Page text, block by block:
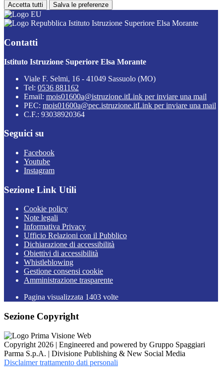
Accetta tutti Salva le preferenze
Istituto Istruzione Superiore Elsa Morante
Contatti
Istituto Istruzione Superiore Elsa Morante
Viale F. Selmi, 16 - 41049 Sassuolo (MO)
Tel: 0536 881162
Email: mois01600a@istruzione.itLink per inviare una mail
PEC: mois01600a@pec.istruzione.itLink per inviare una mail
C.F.: 93038920364
Seguici su
Facebook
Youtube
Instagram
Sezione Link Utili
Cookie policy
Note legali
Informativa Privacy
Ufficio Relazioni con il Pubblico
Dichiarazione di accessibilità
Obiettivi di accessibilità
Whistleblowing
Gestione consensi cookie
Amministrazione trasparente
Pagina visualizzata 1403 volte
Sezione Copyright
Copyright 2026 | Engineered and powered by Gruppo Spaggiari
Parma S.p.A. | Divisione Publishing & New Social Media
Disclaimer trattamento dati personali